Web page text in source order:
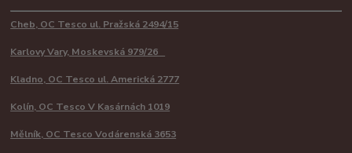
Cheb, OC Tesco ul. Pražská 2494/15
Karlovy Vary, Moskevská 979/26
Kladno, OC Tesco ul. Americká 2777
Kolín, OC Tesco V Kasárnách 1019
Mělník, OC Tesco Vodárenská 3653